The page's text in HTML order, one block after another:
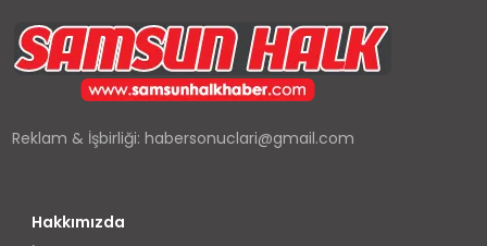
Reklam & İşbirliği:habersonuclari@gmail.com
Hakkımızda